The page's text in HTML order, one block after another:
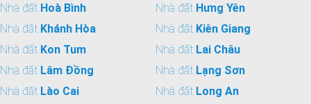
Nhà đất Hoà Bình Nhà đất Hưng Yên
Nhà đất Khánh Hòa Nhà đất Kiên Giang
Nhà đất Kon Tum Nhà đất Lai Châu
Nhà đất Lâm Đồng Nhà đất Lạng Sơn
Nhà đất Lào Cai Nhà đất Long An